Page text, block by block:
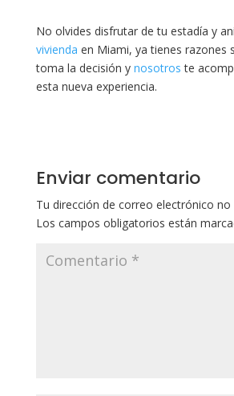
No olvides disfrutar de tu estadía y
vivienda en Miami, ya tienes razones
toma la decisión y nosotros te
esta nueva experiencia.
Enviar comentario
Tu dirección de correo electrónico no
Los campos obligatorios están